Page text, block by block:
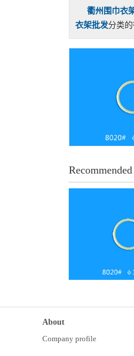
衢州围巾衣
衣架批发分类
About
Company profile